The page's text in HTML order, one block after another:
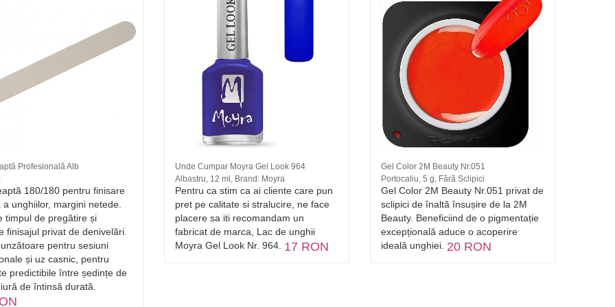
Profesională Alb
180/180 pentru finisare
a unghiilor, margini netede.
timpul de pregătire și
finisajul privat de denivelări.
pentru sesiuni
și uz casnic, pentru
predictibile între ședințe de
de întinsă durată.
Unde Cumpar Moyra Gel Look 964
Albastru, 12 ml, Brand: Moyra
Pentru ca stim ca ai cliente care pun
pret pe calitate si stralucire, ne face
placere sa iti recomandam un
fabricat de marca, Lac de unghii
Moyra Gel Look Nr. 964. 17 RON
Gel Color 2M Beauty Nr.051
Portocaliu, 5 g, Fără Sclipici
Gel Color 2M Beauty Nr.051 privat de
sclipici de înaltă însușire de la 2M
Beauty. Beneficiind de o pigmentație
excepțională aduce o acoperire
ideală unghiei. 20 RON